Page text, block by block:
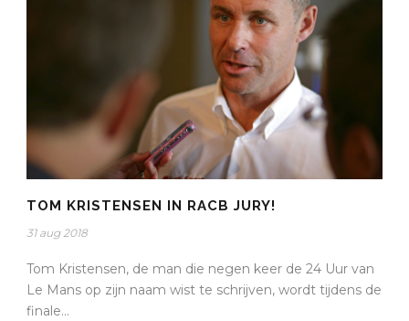
TOM KRISTENSEN IN RACB JURY!
31 aug 2018
Tom Kristensen, de man die negen keer de 24 Uur van
Le Mans op zijn naam wist te schrijven, wordt tijdens de
finale...